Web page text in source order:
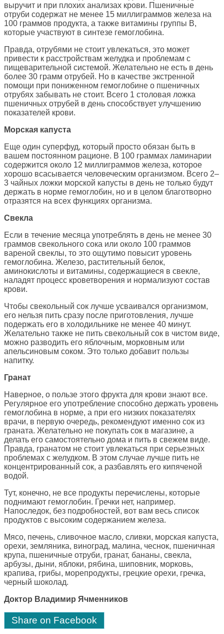
выручит и при плохих анализах крови. Пшеничные
отруби содержат не менее 15 миллиграммов железа на
100 граммов продукта, а также витамины группы В,
которые участвуют в синтезе гемоглобина.
Правда, отрубями не стоит увлекаться, это может
привести к расстройствам желудка и проблемам с
пищеварительной системой. Желательно не есть в день
более 30 грамм отрубей. Но в качестве экстренной
помощи при пониженном гемоглобине о пшеничных
отрубях забывать не стоит. Всего 1 столовая ложка
пшеничных отрубей в день способствует улучшению
показателей крови.
Морская капуста
Еще один суперфуд, который просто обязан быть в
вашем постоянном рационе. В 100 граммах ламинарии
содержится около 12 миллиграммов железа, которое
хорошо всасывается человеческим организмом. Всего 2–
3 чайных ложки морской капусты в день не только будут
держать в норме гемоглобин, но и в целом благотворно
отразятся на всех функциях организма.
Свекла
Если в течение месяца употреблять в день не менее 30
граммов свекольного сока или около 100 граммов
вареной свеклы, то это ощутимо повысит уровень
гемоглобина. Железо, растительный белок,
аминокислоты и витамины, содержащиеся в свекле,
наладят процесс кроветворения и нормализуют состав
крови.
Чтобы свекольный сок лучше усваивался организмом,
его нельзя пить сразу после приготовления, лучше
подержать его в холодильнике не менее 40 минут.
Желательно также не пить свекольный сок в чистом виде,
можно разводить его яблочным, морковным или
апельсиновым соком. Это только добавит пользы
напитку.
Гранат
Наверное, о пользе этого фрукта для крови знают все.
Регулярное его употребление способно держать уровень
гемоглобина в норме, а при его низких показателях
врачи, в первую очередь, рекомендуют именно сок из
граната. Желательно не покупать сок в магазине, а
делать его самостоятельно дома и пить в свежем виде.
Правда, гранатом не стоит увлекаться при серьезных
проблемах с желудком. В этом случае лучше пить не
концентрированный сок, а разбавлять его кипяченой
водой.
Тут, конечно, не все продукты перечислены, которые
поднимают гемоглобин. Гречки нет, например.
Напоследок, без подробностей, вот вам весь список
продуктов с высоким содержанием железа.
Мясо, печень, сливочное масло, сливки, морская капуста,
орехи, земляника, виноград, малина, чеснок, пшеничная
крупа, пшеничные отруби, гранат, бананы, свекла,
арбузы, дыни, яблоки, рябина, шиповник, морковь,
крапива, грибы, морепродукты, грецкие орехи, гречка,
черный шоколад.
Доктор Владимир Ячменников
Share on Facebook